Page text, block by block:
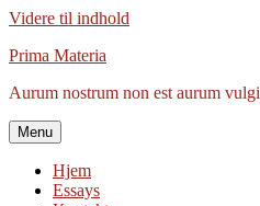
Videre til indhold
Prima Materia
Aurum nostrum non est aurum vulgi
Menu
Hjem
Essays